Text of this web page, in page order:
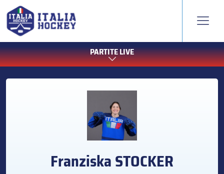
PARTITE LIVE
FranziskaSTOCKER